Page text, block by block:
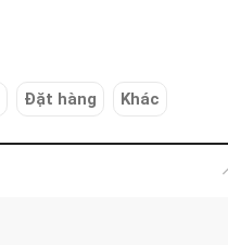
Đặt hàng Khác